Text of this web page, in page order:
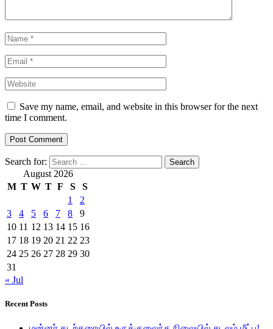
Save my name, email, and website in this browser for the next
time I comment.
Search for:
August 2026
M T W T F S
S
1
2
3
4 5 6 7 8
9
10 11 12 13 14 15 16
17 18 19 20 21 22 23
24 25 26 27 28 29 30
31
« Jul
Recent Posts